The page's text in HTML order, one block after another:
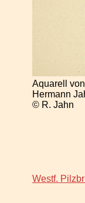
Aquarell von
Hermann
© R. Jahn
Westf.